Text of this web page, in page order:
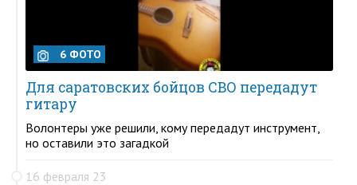
6 ФОТО
Для саратовских бойцов СВО передадут
гитару
Волонтеры уже решили, кому передадут инструмент,
но оставили это загадкой
16 февраля 23